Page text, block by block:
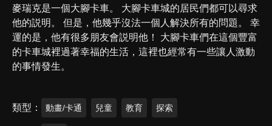
麥瑞克是一個大腳卡車。 大腳卡車城的居民們都可以尋求
他的説明。 但是，他幾乎沒法一個人解決所有的問題。 幸
運的是，他有很多朋友會説明他！ 大腳卡車們在這個豐富
的卡車城裡過著幸福的生活，這裡也經常有一些讓人激動
的事情發生。
類型 動畫/卡通 兒童 教育 探索